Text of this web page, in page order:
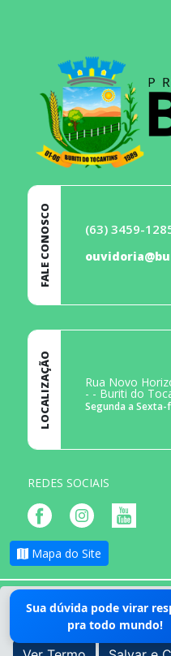
Sua dúvida pode virar
pra todo mundo!
O site da Prefeitura não
semelhantes.
FALE CONOSCO (63) 3459-
LOCALIZAÇÃO Rua Novo
- - Buriti do
Segunda a Sexta-
REDES SOCIAIS
Mapa do Site
- Todos os direitos
Soluções